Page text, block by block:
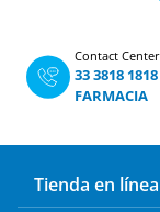
Contact
33 3818 1818
FARMACIA
Tienda en línea